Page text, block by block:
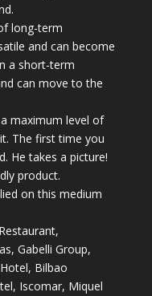
long-term
and can become
a short-term
can move to the
maximum level of
The first time you
He takes a picture!
product.
on this medium
Gabelli Group,
Bilbao
Iscomar, Miquel